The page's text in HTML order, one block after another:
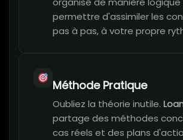
permettre d'assimiler les
pas à pas, à votre propre
Méthode Pratique
Oubliez la théorie inutile.
partage des méthodes
cas réels et des plans